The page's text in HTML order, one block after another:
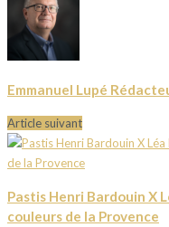
Emmanuel Lupé
Article suivant
Pastis Henri Bardouin X
couleurs de la Provence